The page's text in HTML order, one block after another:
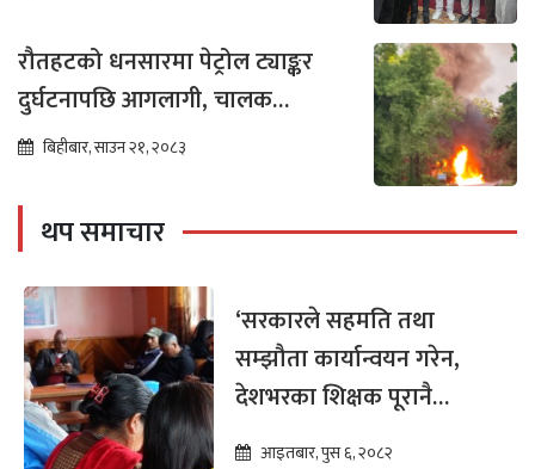
रौतहटको धनसारमा पेट्रोल ट्याङ्कर
दुर्घटनापछि आगलागी, चालक
नियन्त्रणमा
बिहीबार, साउन २१, २०८३
थप समाचार
‘सरकारले सहमति तथा
सम्झौता कार्यान्वयन गरेन,
देशभरका शिक्षक पूरानै
समस्यामा छन्’
आइतबार, पुस ६, २०८२